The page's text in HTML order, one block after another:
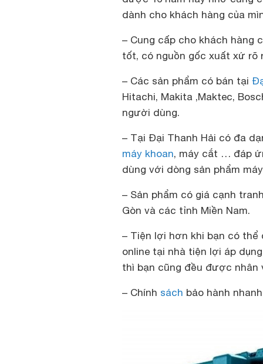
dành cho khách hàng của
– Cung cấp cho khách hàng
tốt, có nguồn gốc xuất xứ rõ
– Các sản phẩm có bán tại
Hitachi, Makita ,Maktec,
người dùng.
– Tại Đại Thanh Hải có đa
máy khoan, máy cắt … đáp
dùng với dòng sản phẩm
– Sản phẩm có giá cạnh
Gòn và các tỉnh Miền Nam.
– Tiện lợi hơn khi bạn có thể
online tại nhà tiện lợi áp
thì bạn cũng đều được nhân
– Chính sách bảo hành